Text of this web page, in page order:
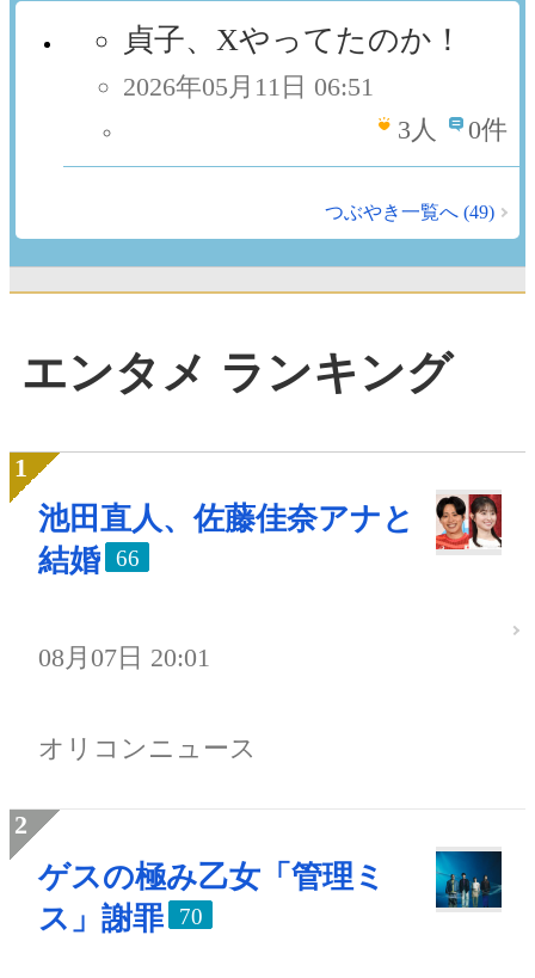
貞子、Xやってたのか！
2026年05月11日 06:51
3 人 0件
つぶやき一覧へ (49)
エンタメ ランキング
池田直人、佐藤佳奈アナと
結婚
66
08月07日 20:01
オリコンニュース
ゲスの極み乙女「管理ミ
ス」謝罪
70